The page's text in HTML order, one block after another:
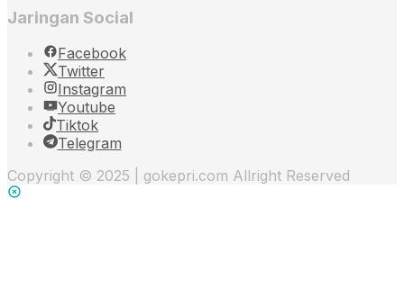
Jaringan Social
Facebook
Twitter
Instagram
Youtube
Tiktok
Telegram
Copyright © 2025 | gokepri.com Allright Reserved